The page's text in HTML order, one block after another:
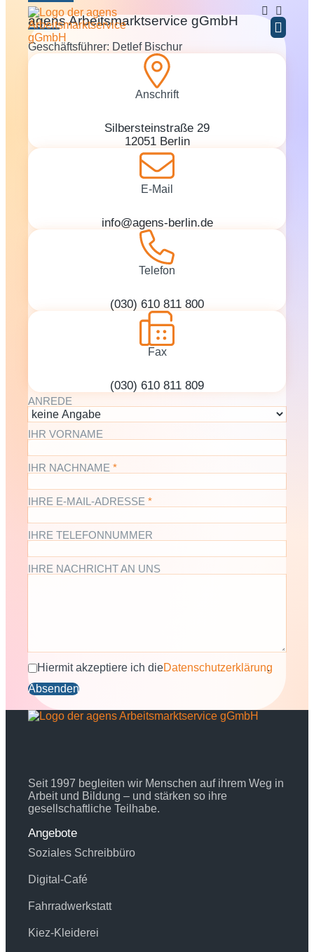
agens Arbeitsmarktservice gGmbH
Geschäftsführer: Detlef Bischur
Silbersteinstraße 29
12051 Berlin
Anschrift
info@agens-berlin.de
E-Mail
(030) 610 811 800
Telefon
(030) 610 811 809
Fax
ANREDE
IHR VORNAME
IHR NACHNAME *
IHRE E-MAIL-ADRESSE *
IHRE TELEFONNUMMER
IHRE NACHRICHT AN UNS
Hiermit akzeptiere ich dieDatenschutzerklärung
.
Absenden
Seit 1997 begleiten wir Menschen auf ihrem Weg in
Arbeit und Bildung – und stärken so ihre
gesellschaftliche Teilhabe.
Angebote
Soziales Schreibbüro
Digital-Café
Fahrradwerkstatt
Kiez-Kleiderei